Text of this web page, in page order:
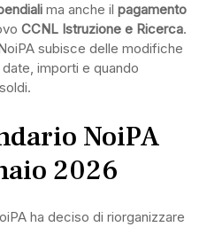
ma anche il pagamento
CCNL Istruzione e Ricerca.
subisce delle modifiche
importi e quando
NoiPA
2026
ha deciso di riorganizzare